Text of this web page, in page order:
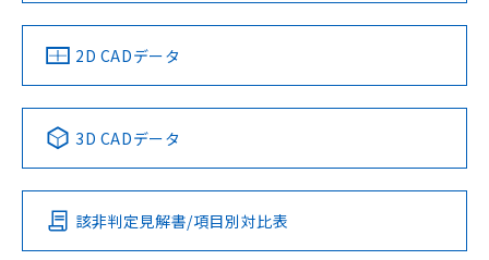
中国 RoHS 注意事項・凡例
Pb Hg Cd Cr(VI)
O
2D CADデータ
3D CADデータ
該非判定見解書/項目別対比表